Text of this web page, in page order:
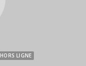
HORS LIGNE